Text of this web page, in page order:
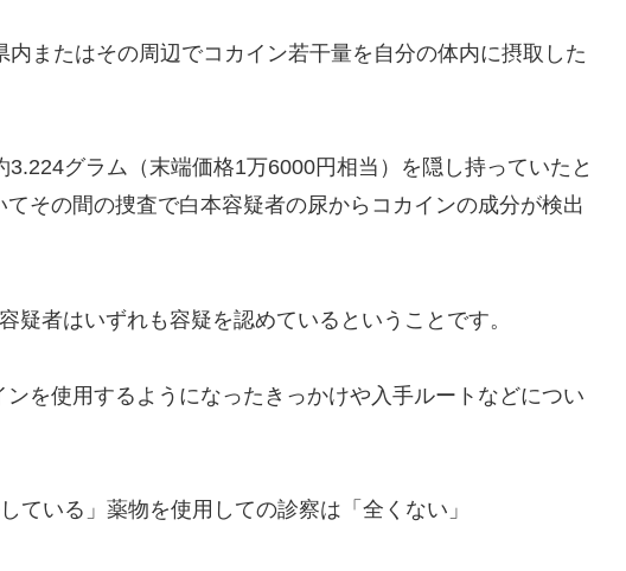
またはその周辺でコカイン若干量を自分の体内に摂取した
グラム（末端価格1万6000円相当）を隠し持っていたと
その間の捜査で白本容疑者の尿からコカインの成分が検出
者はいずれも容疑を認めているということです。
を使用するようになったきっかけや入手ルートなどについ
ている」薬物を使用しての診察は「全くない」